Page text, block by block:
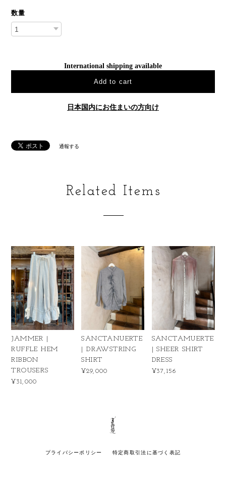
数量
International shipping available
Add to cart
日本国内にお住まいの方向け
通報する
Related Items
JAMMER |
RUFFLE HEM
RIBBON
TROUSERS
¥31,000
SANCTANUERTE
| DRAWSTRING
SHIRT
¥29,000
SANCTAMUERTE
| SHEER SHIRT
DRESS
¥37,156
プライバシーポリシー 特定商取引法に基づく表記